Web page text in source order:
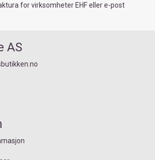
for virksomheter EHF eller e-post
AS